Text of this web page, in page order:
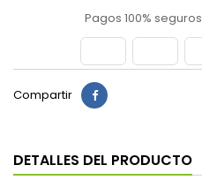
Pagos 100% seguros
Compartir
DETALLES DEL PRODUCTO